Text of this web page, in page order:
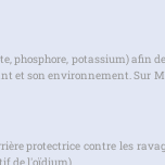
phosphore, potassium) afin
et son environnement.
protectrice contre les